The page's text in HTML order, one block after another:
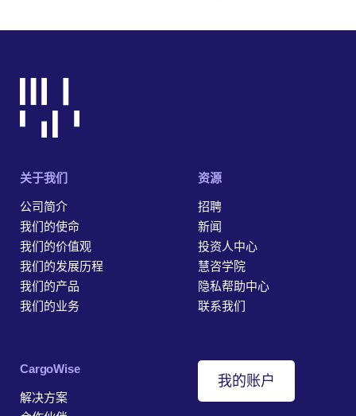
关于我们
公司简介
我们的使命
我们的价值观
我们的发展历程
我们的产品
我们的业务
资源
招聘
新闻
投资人中心
慧咨学院
隐私帮助中心
联系我们
‎CargoWise
解决方案
我的账户